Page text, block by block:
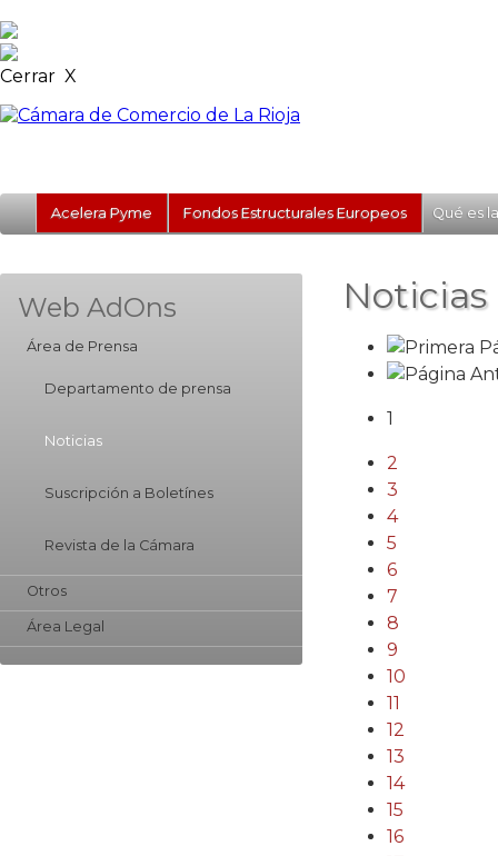
Cerrar X
Acelera Pyme Fondos Estructurales Europeos Qué es
Web AdOns
Área de Prensa
Departamento de prensa
Noticias
Suscripción a Boletínes
Revista de la Cámara
Otros
Área Legal
Noticias
1
2
3
4
5
6
7
8
9
10
11
12
13
14
15
16